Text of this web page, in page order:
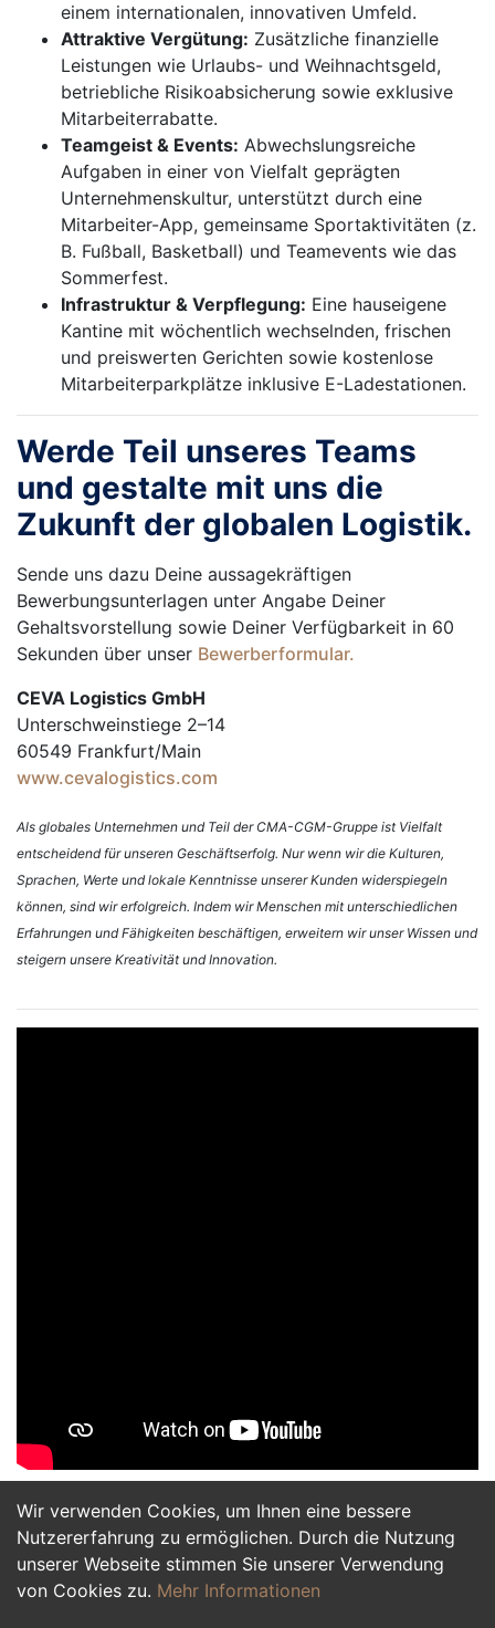
Wir verwenden Cookies, um Ihnen eine bessere
Nutzererfahrung zu ermöglichen. Durch die Nutzung
unserer Webseite stimmen Sie unserer Verwendung
von Cookies zu. Mehr Informationen
einem internationalen, innovativen Umfeld.
Attraktive Vergütung: Zusätzliche finanzielle
Leistungen wie Urlaubs- und Weihnachtsgeld,
betriebliche Risikoabsicherung sowie exklusive
Mitarbeiterrabatte.
Teamgeist & Events: Abwechslungsreiche
Aufgaben in einer von Vielfalt geprägten
Unternehmenskultur, unterstützt durch eine
Mitarbeiter-App, gemeinsame Sportaktivitäten (z.
B. Fußball, Basketball) und Teamevents wie das
Sommerfest.
Infrastruktur & Verpflegung: Eine hauseigene
Kantine mit wöchentlich wechselnden, frischen
und preiswerten Gerichten sowie kostenlose
Mitarbeiterparkplätze inklusive E-Ladestationen.
Werde Teil unseres Teams
und gestalte mit uns die
Zukunft der globalen Logistik.
Sende uns dazu Deine aussagekräftigen
Bewerbungsunterlagen unter Angabe Deiner
Gehaltsvorstellung sowie Deiner Verfügbarkeit in 60
Sekunden über unser Bewerberformular.
CEVA Logistics GmbH
Unterschweinstiege 2–14
60549 Frankfurt/Main
www.cevalogistics.com
Als globales Unternehmen und Teil der CMA-CGM-Gruppe ist Vielfalt
entscheidend für unseren Geschäftserfolg. Nur wenn wir die Kulturen,
Sprachen, Werte und lokale Kenntnisse unserer Kunden widerspiegeln
können, sind wir erfolgreich. Indem wir Menschen mit unterschiedlichen
Erfahrungen und Fähigkeiten beschäftigen, erweitern wir unser Wissen und
steigern unsere Kreativität und Innovation.
Jetzt Bewerben